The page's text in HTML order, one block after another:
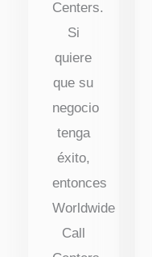
Centers.
Si
quiere
que su
negocio
tenga
éxito,
entonces
Worldwide
Call